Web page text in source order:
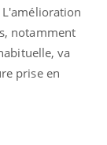
notamment
va
prise en